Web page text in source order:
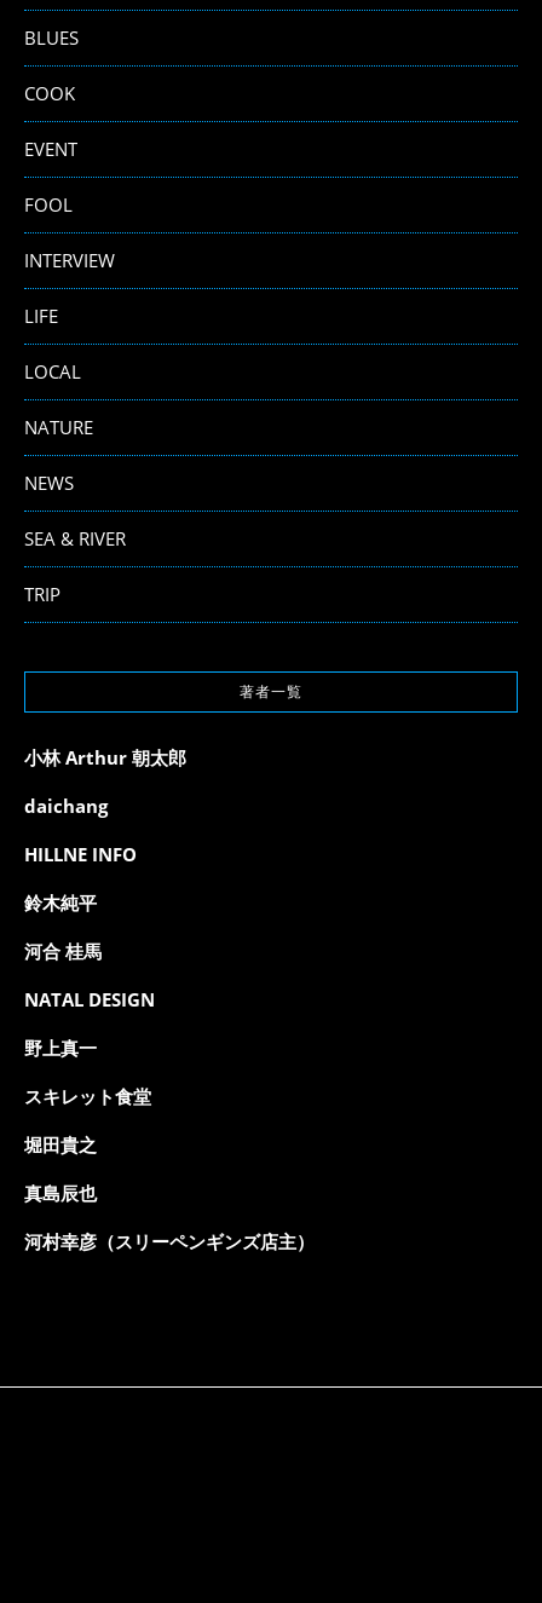
BLUES
COOK
EVENT
FOOL
INTERVIEW
LIFE
LOCAL
NATURE
NEWS
SEA & RIVER
TRIP
著者一覧
小林 Arthur 朝太郎
daichang
HILLNE INFO
鈴木純平
河合 桂馬
NATAL DESIGN
野上真一
スキレット食堂
堀田貴之
真島辰也
河村幸彦（スリーペンギンズ店主）